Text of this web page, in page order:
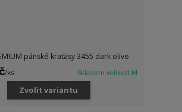
pánské kraťasy 3455 dark olive
/ks Skladem velikost M
Zvolit variantu